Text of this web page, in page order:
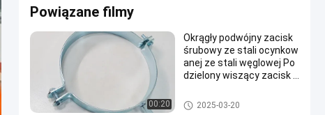
Powiązane filmy
00:20
Okrągły podwójny zacisk
śrubowy ze stali ocynkow
anej ze stali węglowej Po
dzielony wiszący zacisk d
Dzielony zacisk rurowy
2025-03-20